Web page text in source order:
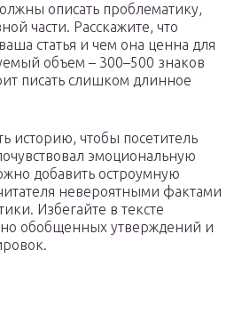
описать проблематику,
части. Расскажите, что
статья и чем она ценна для
объем – 300–500 знаков
писать слишком длинное
историю, чтобы посетитель
эмоциональную
добавить остроумную
невероятными фактами
Избегайте в тексте
обобщенных утверждений и